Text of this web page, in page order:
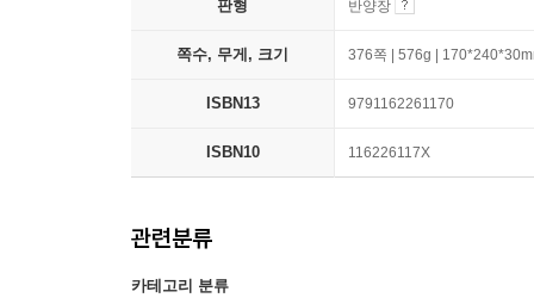
판형 반양장
쪽수, 무게, 크기 376쪽 | 576g |
ISBN13 9791162261170
ISBN10 116226117X
관련분류
카테고리 분류